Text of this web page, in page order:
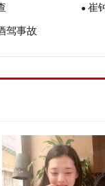
录
● 崔
驾事故